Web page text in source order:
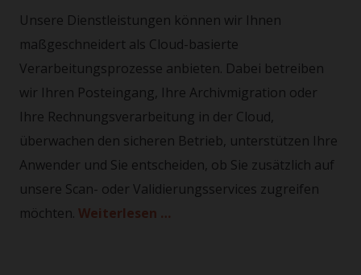
Unsere Dienstleistungen können wir Ihnen
maßgeschneidert als Cloud-basierte
Verarbeitungsprozesse anbieten. Dabei betreiben
wir Ihren Posteingang, Ihre Archivmigration oder
Ihre Rechnungsverarbeitung in der Cloud,
überwachen den sicheren Betrieb, unterstützen Ihre
Anwender und Sie entscheiden, ob Sie zusätzlich auf
unsere Scan- oder Validierungsservices zugreifen
möchten. Weiterlesen …